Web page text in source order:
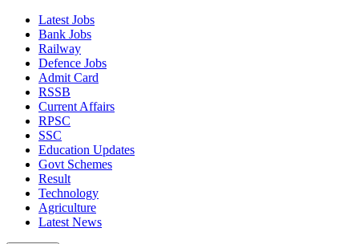
Latest Jobs
Bank Jobs
Railway
Defence Jobs
Admit Card
RSSB
Current Affairs
RPSC
SSC
Education Updates
Govt Schemes
Result
Technology
Agriculture
Latest News